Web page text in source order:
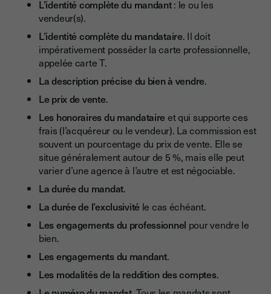
L’identité complète du mandant: le ou les
vendeur(s).
L’identité complète du mandataire. Il doit
impérativement posséder la carte professionnelle,
appelée carte T.
La description précise du bien à vendre.
Le prix de vente.
Les honoraires du mandataireet qui supporte ces
frais (l’acquéreur ou le vendeur). La commission est
souvent un pourcentage du prix de vente. Elle se
situe généralement autour de 5 %, mais elle peut
varier d’une agence à l’autre et est négociable.
La durée du mandat.
La durée de l’exclusivité le cas échéant.
Les engagements du professionnel pour vendre le
bien.
Les engagements du mandant.
Les modalités de la reddition des comptes.